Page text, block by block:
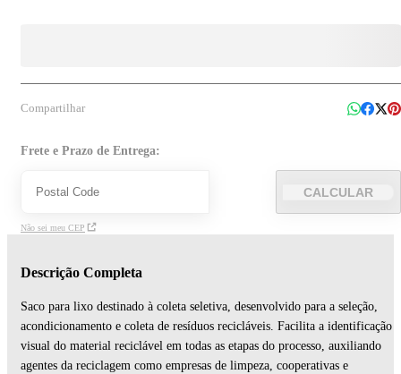
Compartilhar
Frete e Prazo de Entrega:
CALCULAR
Não sei meu CEP
Descrição Completa
Saco para lixo destinado à coleta seletiva, desenvolvido para a seleção,
acondicionamento e coleta de resíduos recicláveis. Facilita a identificação
visual do material reciclável em todas as etapas do processo, auxiliando
agentes da reciclagem como empresas de limpeza, cooperativas e